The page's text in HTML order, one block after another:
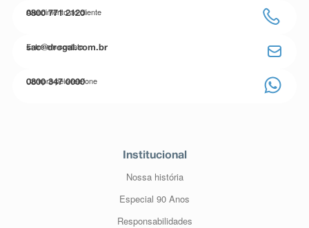
Atendimento ao cliente
0800 771 2120
Entre em contato
sac@drogal.com.br
Compre pelo telefone
0800 347 0000
Institucional
Nossa história
Especial 90 Anos
Responsabilidades